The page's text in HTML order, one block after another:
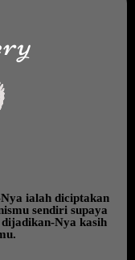
ialah diciptakan
sendiri supaya
Nya kasih